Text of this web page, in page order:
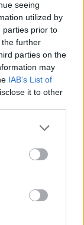
seeing
utilized by
parties prior to
further
parties on the
may
IAB’s List of
it to other
more Google
may click to
party tags to
below Google
azadatvédelmi
riasztás